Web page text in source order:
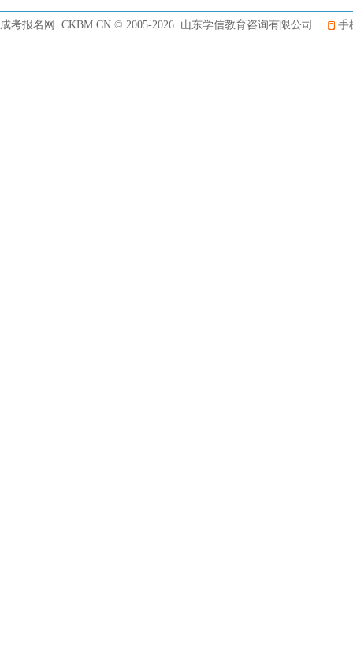
成考报名网 CKBM.CN © 2005-2026 山东学信教育咨询有限公司 手